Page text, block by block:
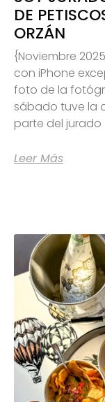
DE
ORZÁN
{Noviembre
con iPhone
foto de la
sábado tuve la
parte del jurado
Leer Más